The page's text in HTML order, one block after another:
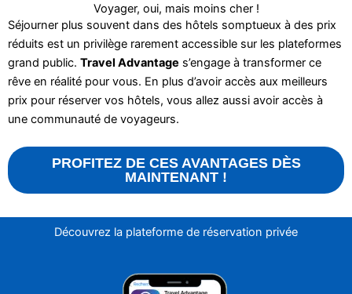
Voyager, oui, mais moins cher !
Séjourner plus souvent dans des hôtels somptueux à des prix
réduits est un privilège rarement accessible sur les plateformes
grand public. Travel Advantage s’engage à transformer ce
rêve en réalité pour vous. En plus d’avoir accès aux meilleurs
prix pour réserver vos hôtels, vous allez aussi avoir accès à
une communauté de voyageurs.
PROFITEZ DE CES AVANTAGES DÈS
MAINTENANT !
Découvrez la plateforme de réservation privée